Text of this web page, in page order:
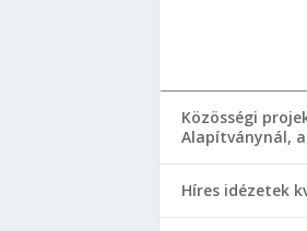
Közösségi
Alapítványnál,
Híres idézetek